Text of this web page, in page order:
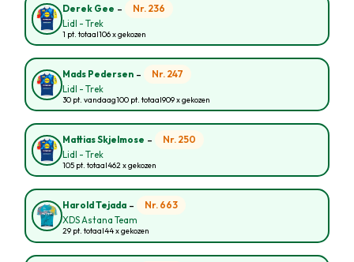
Derek Gee - Nr. 236
Lidl - Trek
1 pt. totaal106 x gekozen
Mads Pedersen - Nr. 247
Lidl - Trek
30 pt. vandaag100 pt. totaal909 x gekozen
Mattias Skjelmose - Nr. 250
Lidl - Trek
105 pt. totaal462 x gekozen
Harold Tejada - Nr. 663
XDS Astana Team
29 pt. totaal44 x gekozen